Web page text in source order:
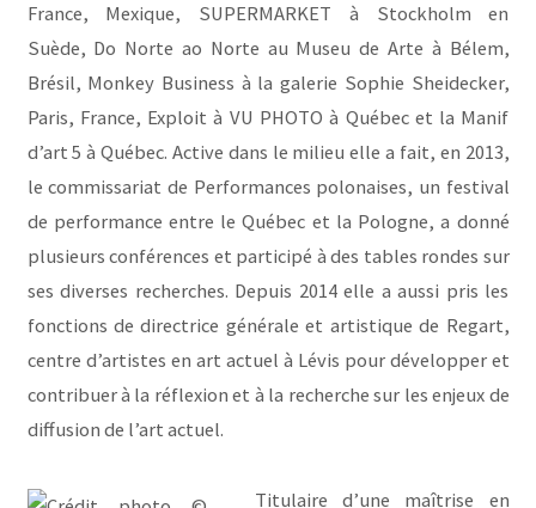
France, Mexique, SUPERMARKET à Stockholm en
Suède, Do Norte ao Norte au Museu de Arte à Bélem,
Brésil, Monkey Business à la galerie Sophie Sheidecker,
Paris, France, Exploit à VU PHOTO à Québec et la Manif
d’art 5 à Québec. Active dans le milieu elle a fait, en 2013,
le commissariat de Performances polonaises, un festival
de performance entre le Québec et la Pologne, a donné
plusieurs conférences et participé à des tables rondes sur
ses diverses recherches. Depuis 2014 elle a aussi pris les
fonctions de directrice générale et artistique de Regart,
centre d’artistes en art actuel à Lévis pour développer et
contribuer à la réflexion et à la recherche sur les enjeux de
diffusion de l’art actuel.
Titulaire d’une maîtrise en